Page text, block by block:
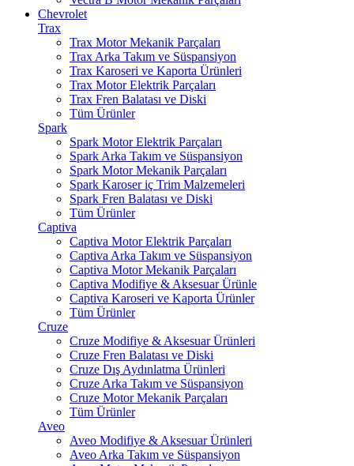
Chevrolet
Trax
Trax Motor Mekanik Parçaları
Trax Arka Takım ve Süspansiyon
Trax Karoseri ve Kaporta Ürünleri
Trax Motor Elektrik Parçaları
Trax Fren Balatası ve Diski
Tüm Ürünler
Spark
Spark Motor Elektrik Parçaları
Spark Arka Takım ve Süspansiyon
Spark Motor Mekanik Parçaları
Spark Karoser iç Trim Malzemeleri
Spark Fren Balatası ve Diski
Tüm Ürünler
Captiva
Captiva Motor Elektrik Parçaları
Captiva Arka Takım ve Süspansiyon
Captiva Motor Mekanik Parçaları
Captiva Modifiye & Aksesuar Ürünle
Captiva Karoseri ve Kaporta Ürünler
Tüm Ürünler
Cruze
Cruze Modifiye & Aksesuar Ürünleri
Cruze Fren Balatası ve Diski
Cruze Dış Aydınlatma Ürünleri
Cruze Arka Takım ve Süspansiyon
Cruze Motor Mekanik Parçaları
Tüm Ürünler
Aveo
Aveo Modifiye & Aksesuar Ürünleri
Aveo Arka Takım ve Süspansiyon